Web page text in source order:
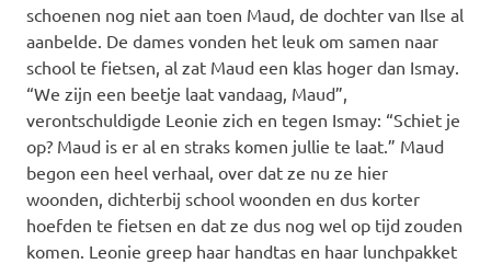
schoenen nog niet aan toen Maud, de dochter van Ilse al
aanbelde. De dames vonden het leuk om samen naar
school te fietsen, al zat Maud een klas hoger dan Ismay.
“We zijn een beetje laat vandaag, Maud”,
verontschuldigde Leonie zich en tegen Ismay: “Schiet je
op? Maud is er al en straks komen jullie te laat.” Maud
begon een heel verhaal, over dat ze nu ze hier
woonden, dichterbij school woonden en dus korter
hoefden te fietsen en dat ze dus nog wel op tijd zouden
komen. Leonie greep haar handtas en haar lunchpakket